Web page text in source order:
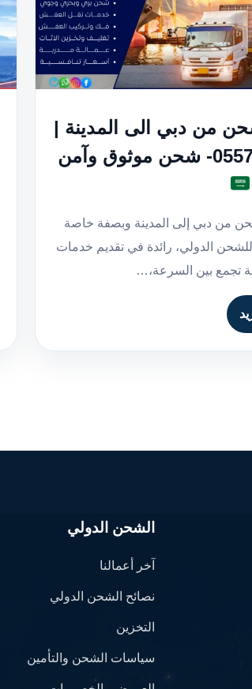
من دبي الى المدينة |
وآمن
من دبي إلى المدينة وبصفة خاصة
الدولي، رائدة في تقديم خدمات
تجمع بين السرعة،…
الشحن الدولي
آخر أعمالنا
نصائح الشحن الدولي
التخزين
سياسات الشحن والتأمين